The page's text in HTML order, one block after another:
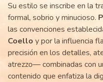
Su estilo se inscribe en la
formal, sobrio y minucioso.
las convenciones
Coello y por la influencia
precisión en los detalles,
atrezzo— combinadas con
contenido que enfatiza la